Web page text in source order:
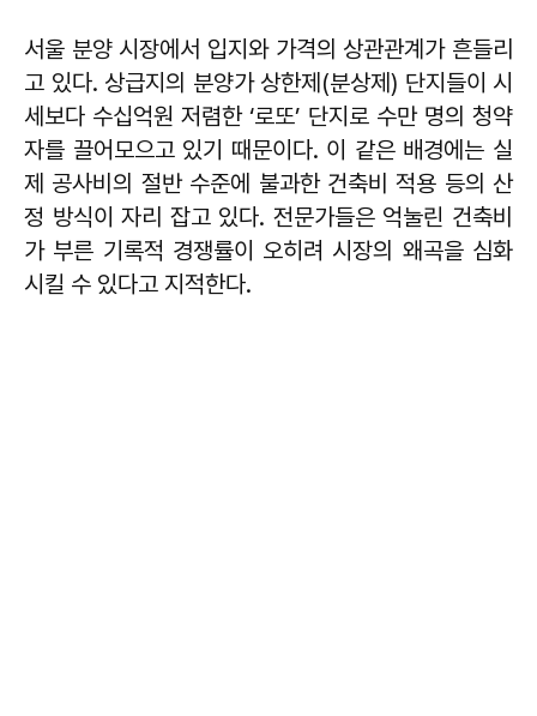
서울 분양 시장에서 입지와 가격의 상관관계가 흔들리
고 있다. 상급지의 분양가 상한제(분상제) 단지들이 시
세보다 수십억원 저렴한 ‘로또’ 단지로 수만 명의 청약
자를 끌어모으고 있기 때문이다. 이 같은 배경에는 실
제 공사비의 절반 수준에 불과한 건축비 적용 등의 산
정 방식이 자리 잡고 있다. 전문가들은 억눌린 건축비
가 부른 기록적 경쟁률이 오히려 시장의 왜곡을 심화
시킬 수 있다고 지적한다.